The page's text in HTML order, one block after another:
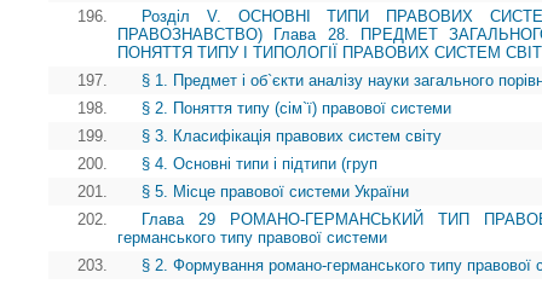
196.
Розділ V. ОСНОВНІ ТИПИ ПРАВОВИХ
ПРАВОЗНАВСТВО) Глава 28. ПРЕДМЕТ
ПОНЯТТЯ ТИПУ І ТИПОЛОГІЇ ПРАВОВИХ СИСТЕМ
197.
§ 1. Предмет і об`єкти аналізу науки загального
198.
§ 2. Поняття типу (сім`ї) правової системи
199.
§ 3. Класифікація правових систем світу
200.
§ 4. Основні типи і підтипи (груп
201.
§ 5. Місце правової системи України
202.
Глава 29 РОМАНО-ГЕРМАНСЬКИЙ ТИП
германського типу правової системи
203.
§ 2. Формування романо-германського типу правової